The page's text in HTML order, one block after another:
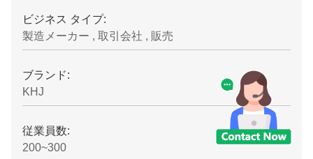
ビジネス タイプ:
製造メーカー , 取引会社 , 販売
ブランド:
KHJ
従業員数:
200~300